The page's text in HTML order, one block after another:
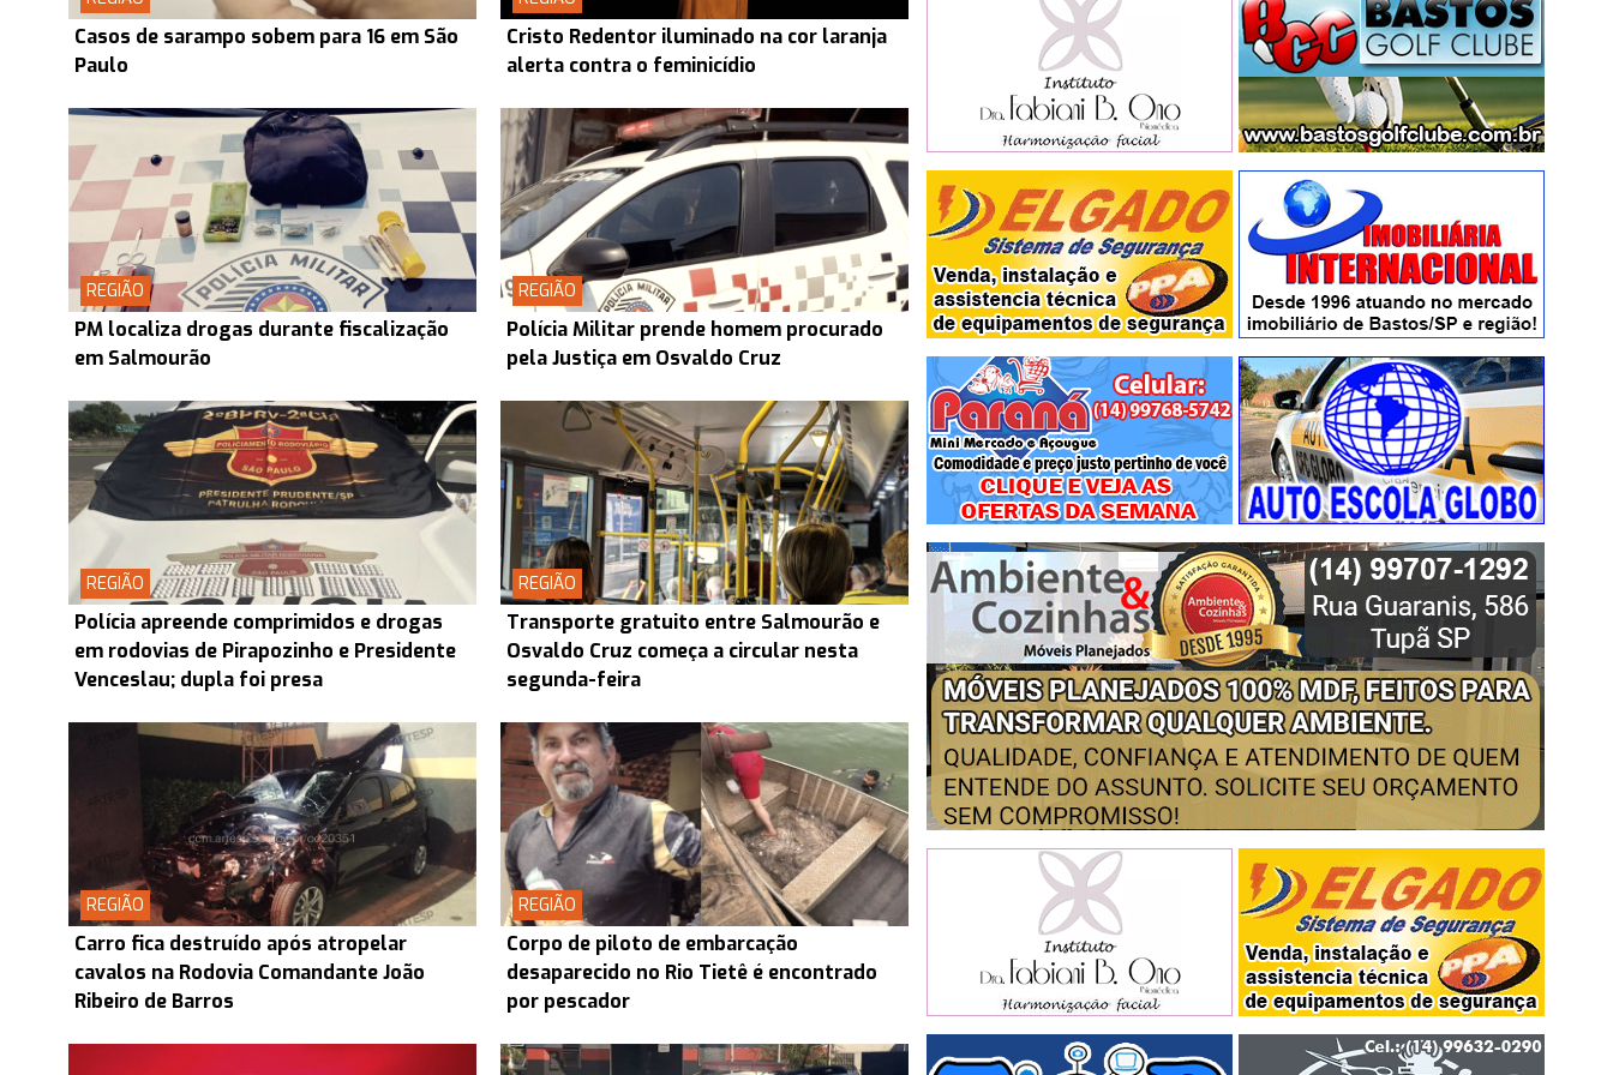
Casos de sarampo sobem para 16 em São
Paulo
Cristo Redentor iluminado na cor laranja
alerta contra o feminicídio
REGIÃO
PM localiza drogas durante fiscalização
em Salmourão
REGIÃO
Polícia Militar prende homem procurado
pela Justiça em Osvaldo Cruz
REGIÃO
Polícia apreende comprimidos e drogas
em rodovias de Pirapozinho e Presidente
Venceslau; dupla foi presa
REGIÃO
Transporte gratuito entre Salmourão e
Osvaldo Cruz começa a circular nesta
segunda-feira
REGIÃO
Carro fica destruído após atropelar
cavalos na Rodovia Comandante João
Ribeiro de Barros
REGIÃO
Corpo de piloto de embarcação
desaparecido no Rio Tietê é encontrado
por pescador